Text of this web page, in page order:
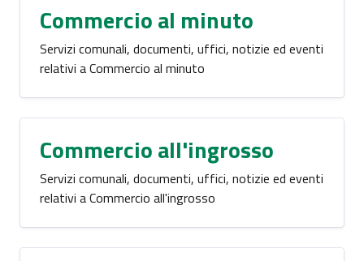
Commercio al minuto
Servizi comunali, documenti, uffici, notizie ed eventi
relativi a Commercio al minuto
Commercio all'ingrosso
Servizi comunali, documenti, uffici, notizie ed eventi
relativi a Commercio all'ingrosso